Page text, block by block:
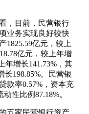
，目前，民营银行
业务实现良好较快
1825.59亿元，较上
亿元，较上年增
年增长141.73%，其
长198.85%。民营银
款率0.57%，资本充
性比例87.18%。
五家民营银行资产